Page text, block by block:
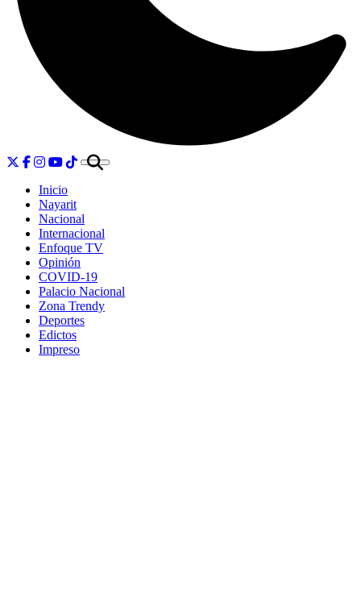
Inicio
Nayarit
Nacional
Internacional
Enfoque TV
Opinión
COVID-19
Palacio Nacional
Zona Trendy
Deportes
Edictos
Impreso